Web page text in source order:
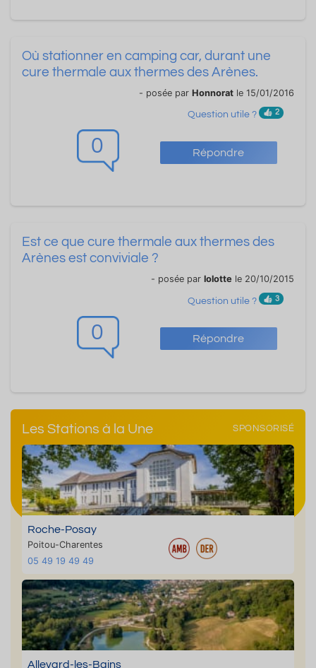
0 Répondre
Où stationner en camping car, durant une
cure thermale aux thermes des Arènes.
- posée par Honnorat le 15/01/2016
Question utile ? 2
0 Répondre
Est ce que cure thermale aux thermes des
Arènes est conviviale ?
- posée par lolotte le 20/10/2015
Question utile ? 3
Les Stations à la Une SPONSORISÉ
Roche-Posay
Poitou-Charentes
05 49 19 49 49
Allevard-les-Bains